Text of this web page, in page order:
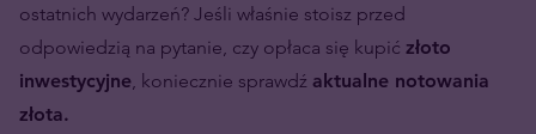
ostatnich wydarzeń? Jeśli właśnie stoisz przed
odpowiedzią na pytanie, czy opłaca się kupić złoto
inwestycyjne , koniecznie sprawdź aktualne notowania
złota.